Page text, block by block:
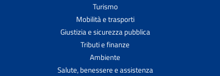
Turismo
Mobilità e trasporti
Giustizia e sicurezza pubblica
Tributi e finanze
Ambiente
Salute, benessere e assistenza